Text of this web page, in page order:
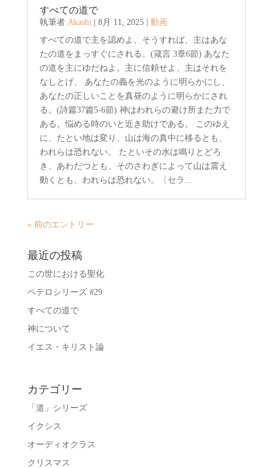
すべての道で
執筆者 Akashi| 8月 11, 2025| 動画
すべての道で主を認めよ、そうすれば、主はあな
たの道をまっすぐにされる。(箴言 3章6節) あなた
の道を主にゆだねよ。主に信頼せよ、主はそれを
なしとげ、 あなたの義を光のように明らかにし、
あなたの正しいことを真昼のように明らかにされ
る。(詩篇37篇5-6節) 神はわれらの避け所また力で
ある。悩める時のいと近き助けである。 このゆえ
に、たとい地は変り、山は海の真中に移るとも、
われらは恐れない。 たといその水は鳴りとどろ
き、あわだつとも、そのさわぎによって山は震え
動くとも、われらは恐れない。〔セラ...
« 前のエントリー
最近の投稿
この世における聖化
ペテロシリーズ #29
すべての道で
神について
イエス・キリスト論
カテゴリー
「道」シリーズ
イクシス
オーディオクラス
クリスマス